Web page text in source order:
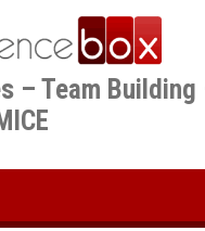
– Team Building